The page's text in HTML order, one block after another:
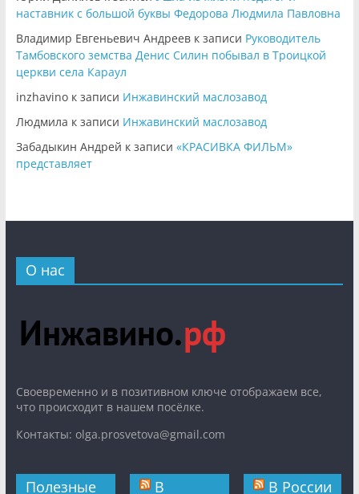
наставник с большой буквы Федорова Людмила Павловна
Владимир Евгеньевич Андреевк записи Руководитель
Тамбовского земства Денис Силин побывал в Троицкой
церкви села Караул
inzhavinoк записи Инжавинский маслозавод
Людмила к записи Инжавинский маслозавод
Забадыкин Андрей к записи «КРАСИВКА ФИЛЬМ»
представляет
О нас
Cвоевременно и в позитивном ключе отображаем все,
что происходит в нашем посёлке.
Контакты: olga.prosvetova@gmail.com
Полезные
В
В России